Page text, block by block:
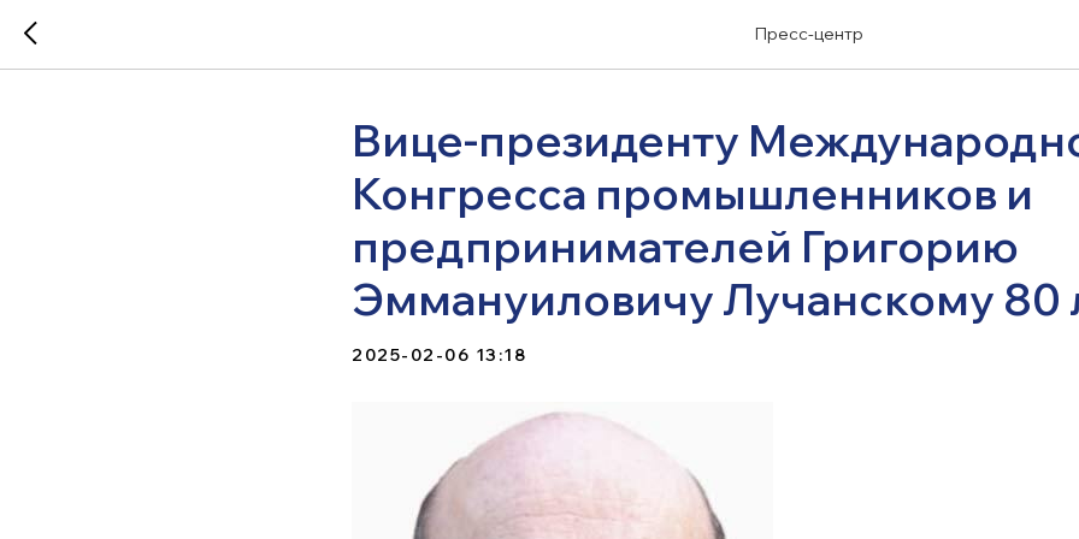
Пресс-центр
Вице-президенту
Конгресса промышленников и
предпринимателей Григорию
Эммануиловичу Лучанскому 80
2025-02-06 13:18